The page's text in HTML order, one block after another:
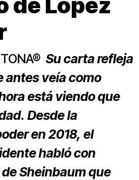
Su carta refleja
antes veía como
está viendo que
Desde la
en 2018, el
habló con
Sheinbaum que